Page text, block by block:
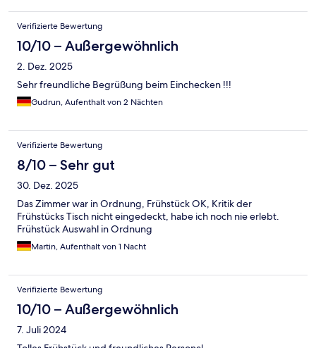
Verifizierte Bewertung
10/10 – Außergewöhnlich
2. Dez. 2025
Sehr freundliche Begrüßung beim Einchecken !!!
Gudrun, Aufenthalt von 2 Nächten
Verifizierte Bewertung
8/10 – Sehr gut
30. Dez. 2025
Das Zimmer war in Ordnung, Frühstück OK, Kritik der
Frühstücks Tisch nicht eingedeckt, habe ich noch nie erlebt.
Frühstück Auswahl in Ordnung
Martin, Aufenthalt von 1 Nacht
Verifizierte Bewertung
10/10 – Außergewöhnlich
7. Juli 2024